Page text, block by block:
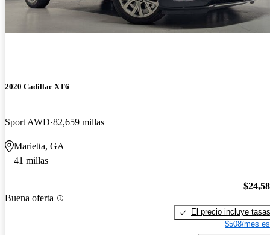
2020 Cadillac XT6
Sport AWD 82,659 millas
Marietta, GA
41 millas
Buena oferta
El precio incluye tasas
$508/mes